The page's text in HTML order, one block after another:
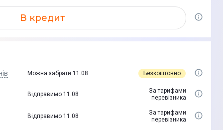
В кредит
Можна забрати 11.08 Безкоштовно
Відправимо 11.08
За тарифами
перевізника
Відправимо 11.08
За тарифами
перевізника